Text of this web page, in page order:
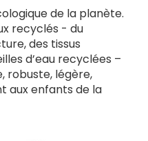
de la planète.
recyclés - du
des tissus
d’eau recyclées –
robuste, légère,
aux enfants de la